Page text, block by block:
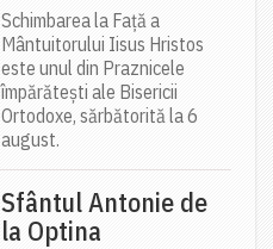
Schimbarea la Față a
Mântuitorului Iisus Hristos
este unul din Praznicele
împărătești ale Bisericii
Ortodoxe, sărbătorită la 6
august.
Sfântul Antonie de
la Optina